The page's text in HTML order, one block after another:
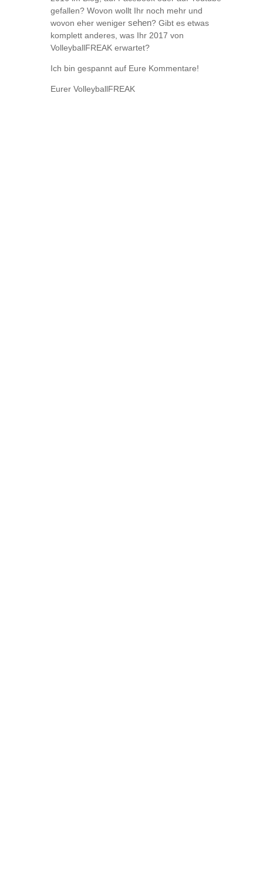
gefallen? Wovon wollt Ihr noch mehr und
wovon eher weniger sehen? Gibt es etwas
komplett anderes, was Ihr 2017 von
VolleyballFREAK erwartet?
Ich bin gespannt auf Eure Kommentare!
Eurer VolleyballFREAK